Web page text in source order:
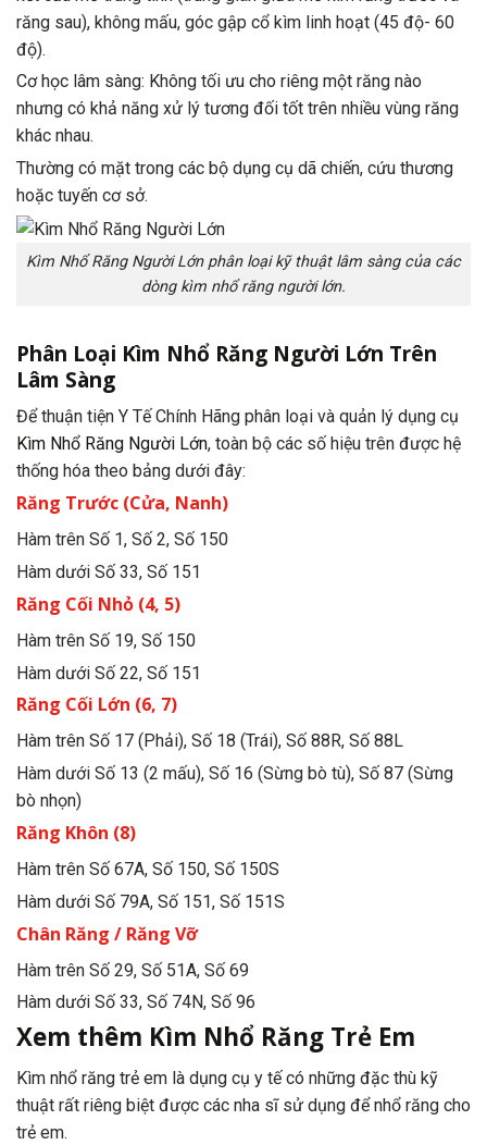
răng sau), không mấu, góc gập cổ kìm linh hoạt (45 độ- 60
độ).
Cơ học lâm sàng: Không tối ưu cho riêng một răng nào
nhưng có khả năng xử lý tương đối tốt trên nhiều vùng răng
khác nhau.
Thường có mặt trong các bộ dụng cụ dã chiến, cứu thương
hoặc tuyến cơ sở.
Kìm Nhổ Răng Người Lớn phân loại kỹ thuật lâm sàng của các
dòng kìm nhổ răng người lớn.
Phân Loại Kìm Nhổ Răng Người Lớn Trên
Lâm Sàng
Để thuận tiện Y Tế Chính Hãng phân loại và quản lý dụng cụ
Kìm Nhổ Răng Người Lớn, toàn bộ các số hiệu trên được hệ
thống hóa theo bảng dưới đây:
Răng Trước (Cửa, Nanh)
Hàm trên Số 1, Số 2, Số 150
Hàm dưới Số 33, Số 151
Răng Cối Nhỏ (4, 5)
Hàm trên Số 19, Số 150
Hàm dưới Số 22, Số 151
Răng Cối Lớn (6, 7)
Hàm trên Số 17 (Phải), Số 18 (Trái), Số 88R, Số 88L
Hàm dưới Số 13 (2 mấu), Số 16 (Sừng bò tù), Số 87 (Sừng
bò nhọn)
Răng Khôn (8)
Hàm trên Số 67A, Số 150, Số 150S
Hàm dưới Số 79A, Số 151, Số 151S
Chân Răng / Răng Vỡ
Hàm trên Số 29, Số 51A, Số 69
Hàm dưới Số 33, Số 74N, Số 96
Xem thêm Kìm Nhổ Răng Trẻ Em
Kìm nhổ răng trẻ em là dụng cụ y tế có những đặc thù kỹ
thuật rất riêng biệt được các nha sĩ sử dụng để nhổ răng cho
trẻ em.